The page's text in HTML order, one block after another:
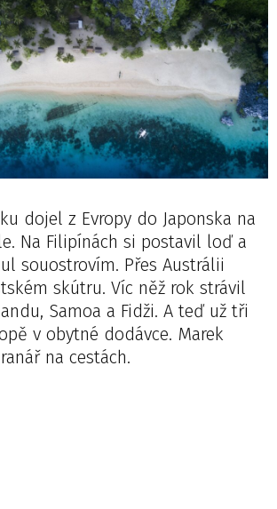
dojel z Evropy do Japonska na
Na Filipínách si postavil loď a
souostrovím. Přes Austrálii
skútru. Víc něž rok strávil
Samoa a Fidži. A teď už tři
v obytné dodávce. Marek
na cestách.